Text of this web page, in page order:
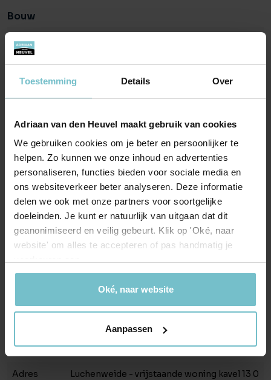
Toestemming Details Over
Adriaan van den Heuvel maakt gebruik van cookies
We gebruiken cookies om je beter en persoonlijker te
helpen. Zo kunnen we onze inhoud en advertenties
personaliseren, functies bieden voor sociale media en
ons websiteverkeer beter analyseren. Deze informatie
delen we ook met onze partners voor soortgelijke
doeleinden. Je kunt er natuurlijk van uitgaan dat dit
geanonimiseerd en veilig gebeurt. Klik op 'Oké, naar
website' om alles te accepteren of pas handmatig je
Oké, naar website
Aanpassen
overgangen. Zo wordt het een fraai geheel waar het
Heb je nog vragen? Neem gerust contact met ons op! Onze
nieuwbouwmakelaars helpen je uiteraard graag verder.
Bouw
Object type
Type Vrijstaande woning
Bouwjaar
Oppervlakten en inhoud
Wonen
Inhoud 608 m²
Buitenruimte
Tuin Geen tuin
Adres Luchenweide - vrijstaande woning kavel 13 0